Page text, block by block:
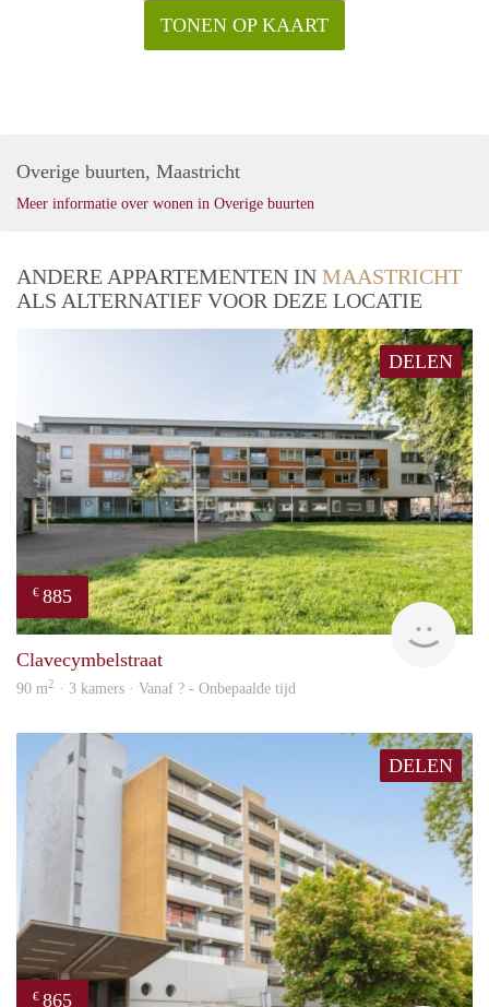
TONEN OP KAART
Overige buurten, Maastricht
Meer informatie over wonen in Overige buurten
ANDERE APPARTEMENTEN IN MAASTRICHT
ALS ALTERNATIEF VOOR DEZE LOCATIE
DELEN
€ 885
Clavecymbelstraat
90 m2 · 3 kamers · Vanaf ? - Onbepaalde tijd
DELEN
€ 865